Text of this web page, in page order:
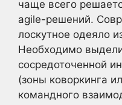
чаще всего
agile-решений.
лоскутное одеяло
Необходимо
сосредоточенной
(зоны коворкинга
командного